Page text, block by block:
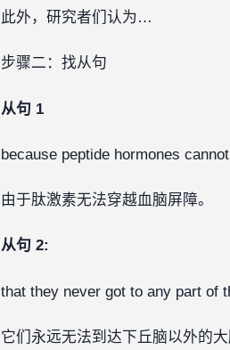
此外，研究者们认为…
步骤二：找从句
从句 1
because peptide hormones
由于肽激素无法穿越血脑屏障。‍‍‍‍‍
从句 2:
that they never got to any part of
它们永远无法到达下丘脑以外的